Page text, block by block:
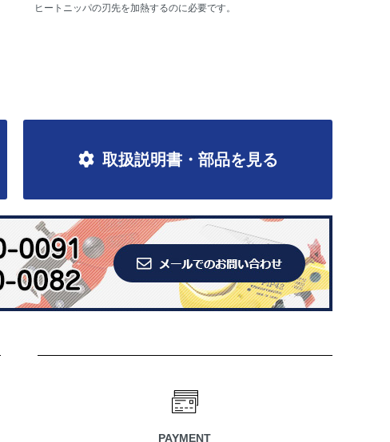
ヒートニッパの刃先を加熱するのに必要です。
取扱説明書・部品を見る
PAYMENT